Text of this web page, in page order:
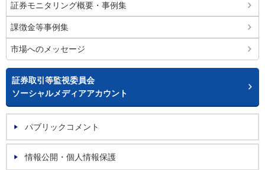
証券モニタリング概要・事例集
課徴金等事例集
市場へのメッセージ
証券取引等監視委員会
ソーシャルメディアアカウント
パブリックコメント
情報公開・個人情報保護